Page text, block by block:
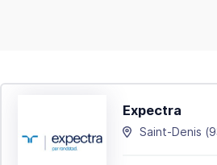
Expectra
Saint-Denis